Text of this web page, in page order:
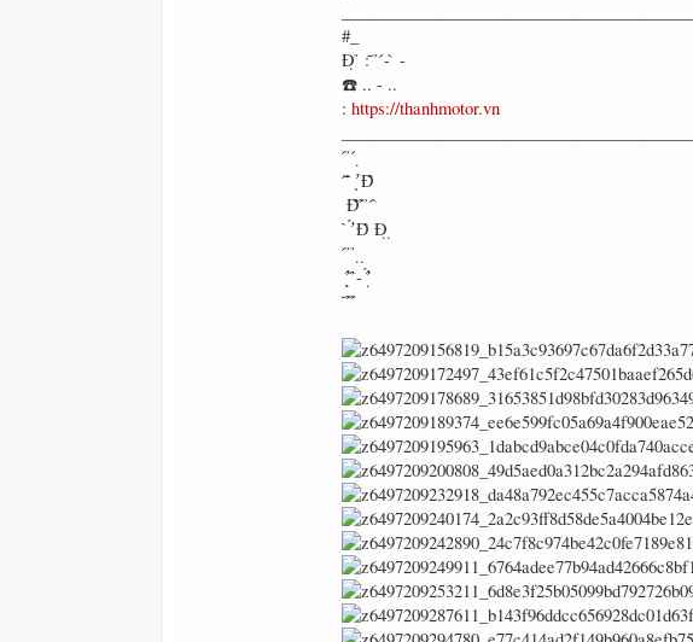
#_
Đ̣ ̉ : ̃ ̉ ́- ̀ -
☎️ .. - ..
: https://thanhmotor.vn
̉ ́ ̉ ́ ̣
́ ́ ̂̃ ̛̣ Đ̂̀
̣̂ Đ̂̉ ̂́ ̉ ́ ̀
́ ̂ ̛́ Đ̂ Đ̣ ̣
̂ ́ ̉ ̉ ̣ ̣
̂̃ ̛̣ ̣̂ ̂̉- ̛́ ̣̂
̂̀ ̃ ̂́ ̂́